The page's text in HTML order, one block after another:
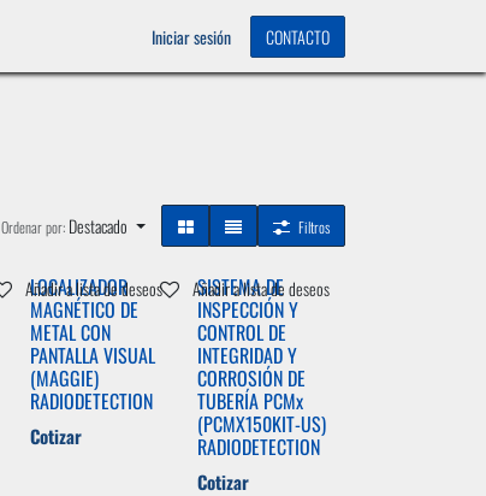
Iniciar sesión CONTACTO
Ordenar por: Destacado Filtros
LOCALIZADOR
MAGNÉTICO DE
METAL CON
PANTALLA VISUAL
(MAGGIE)
RADIODETECTION
Cotizar
Añadir a lista de deseos SISTEMA DE
INSPECCIÓN Y
CONTROL DE
INTEGRIDAD Y
CORROSIÓN DE
TUBERÍA PCMx
(PCMX150KIT-US)
RADIODETECTION
Cotizar
Añadir a lista de deseos